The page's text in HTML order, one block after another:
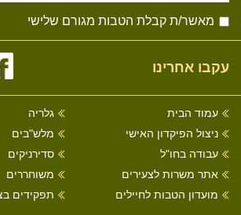
מאשר/ת קבלת הטבות מגורם שלישי
עקבו אחרינו
עמוד הבית
ניצול הפיקדון האישי
עבודה בחו"ל
אתר משרות לצעירים
מועדון הטבות לחיילים
גלריה
מלש"בים
סדירניקים
משוחררים
תפקידים